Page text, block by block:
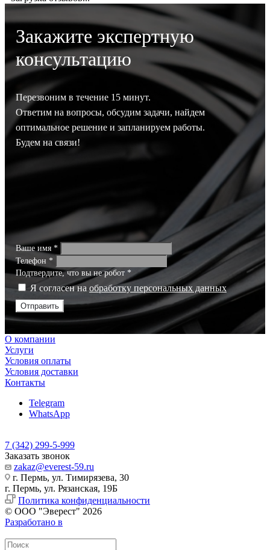
Закажите экспертную
консультацию
Перезвоним в течение 15 минут.
Ответим на вопросы, обсудим задачи, найдем
оптимальное решение и запланируем работы.
Будем на связи!
Ваше имя *
Телефон *
Подтвердите, что вы не робот *
Я согласен на обработку персональных данных
Отправить
О компании
Услуги
Условия оплаты
Условия доставки
Контакты
Telegram
WhatsApp
7 (342) 299-5-999
Заказать звонок
zakaz@everest-59.ru
г. Пермь, ул. Тимирязева, 30
г. Пермь, ул. Рязанская, 19Б
Политика конфиденциальности
© ООО "Эверест" 2026
Разработано в